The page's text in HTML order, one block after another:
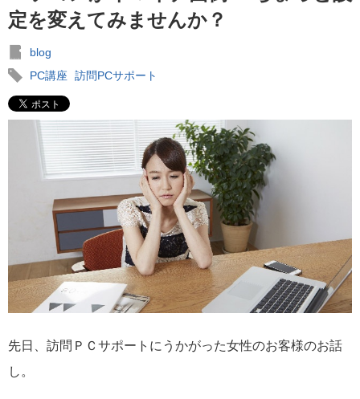
定を変えてみませんか？
blog
PC講座
訪問PCサポート
先日、訪問ＰＣサポートにうかがった女性のお客様のお話
し。